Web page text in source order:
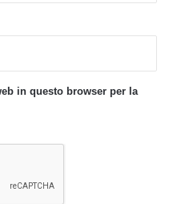
in questo browser per la